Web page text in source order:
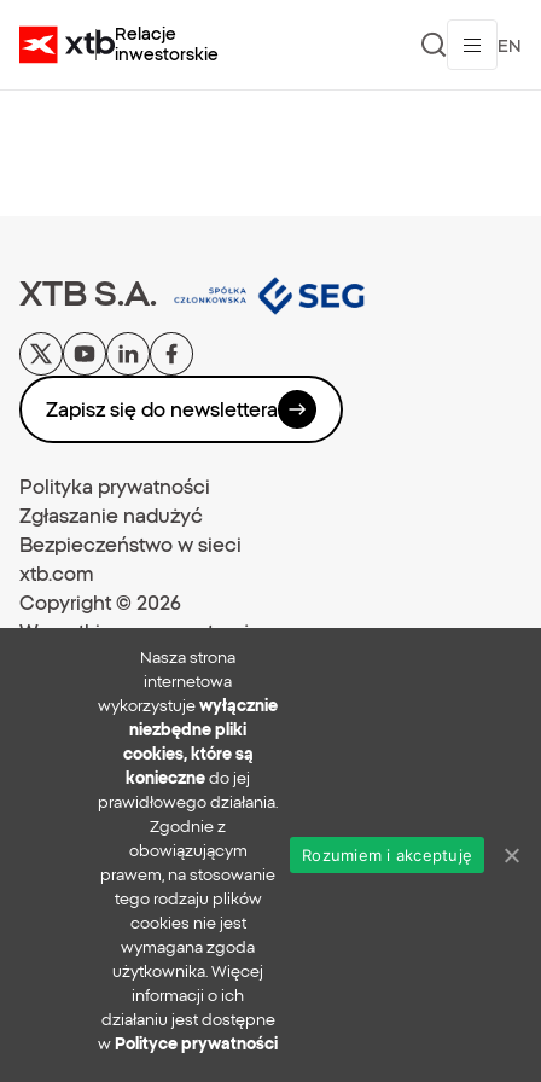
Relacje
inwestorskie
EN
XTB S.A.
Zapisz się do newslettera
Copyright © 2026
Wszystkie prawa zastrzeżone
Polityka prywatności
Zgłaszanie nadużyć
Bezpieczeństwo w sieci
xtb.com
Nasza strona
internetowa
wykorzystuje wyłącznie
niezbędne pliki
cookies, które są
konieczne do jej
prawidłowego działania.
Zgodnie z
obowiązującym
prawem, na stosowanie
tego rodzaju plików
cookies nie jest
wymagana zgoda
użytkownika. Więcej
informacji o ich
działaniu jest dostępne
w Polityce prywatności
Rozumiem i akceptuję